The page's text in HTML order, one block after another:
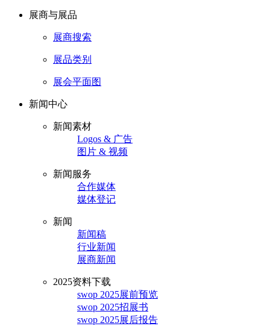
展商与展品
展商搜索
展品类别
展会平面图
新闻中心
新闻素材
Logos & 广告
图片 & 视频
新闻服务
合作媒体
媒体登记
新闻
新闻稿
行业新闻
展商新闻
2025资料下载
swop 2025展前预览
swop 2025招展书
swop 2025展后报告